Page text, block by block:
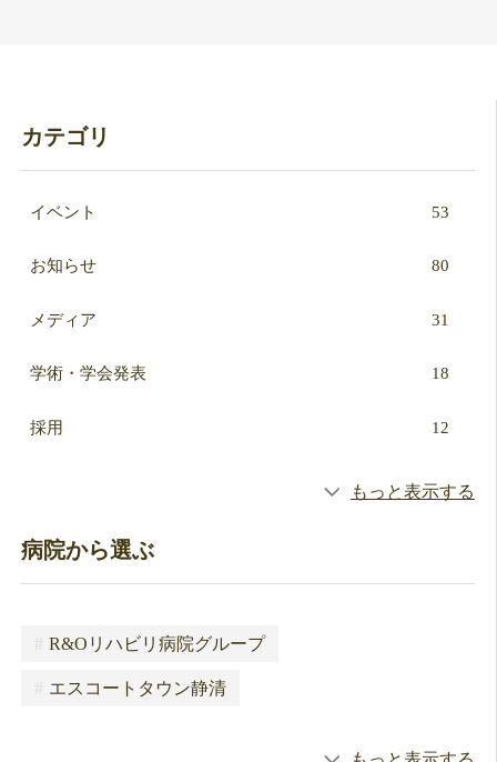
カテゴリ
イベント 53
お知らせ 80
メディア 31
学術・学会発表 18
採用 12
もっと表示する
病院から選ぶ
R&Oリハビリ病院グループ
エスコートタウン静清